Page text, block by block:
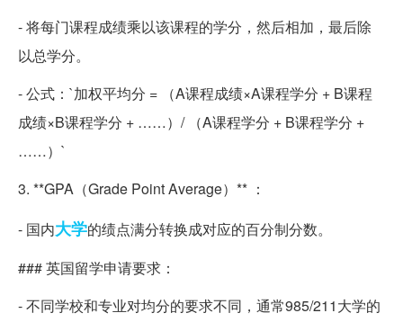
- 将每门课程成绩乘以该课程的学分，然后相加，最后除
以总学分。
- 公式：`加权平均分 = （A课程成绩×A课程学分 + B课程
成绩×B课程学分 + ……）/ （A课程学分 + B课程学分 +
……）`
3. **GPA（Grade Point Average）** ：
- 国内大学的绩点满分转换成对应的百分制分数。
### 英国留学申请要求：
- 不同学校和专业对均分的要求不同，通常985/211大学的